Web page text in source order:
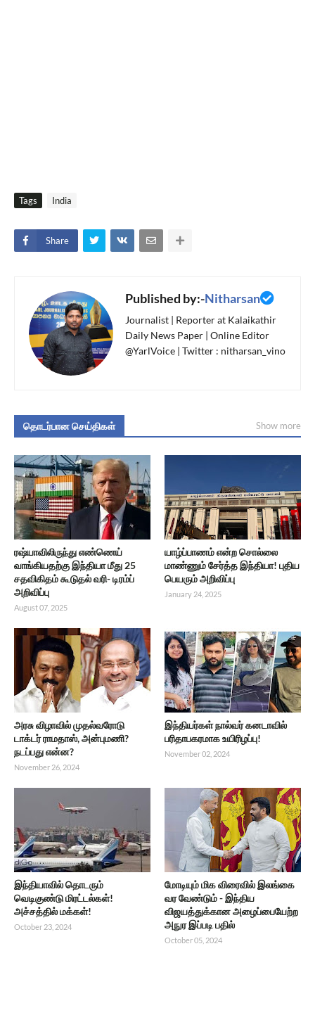
Tags India
Share
Published by:-Nitharsan
Journalist | Reporter at Kalaikathir
Daily News Paper | Online Editor
@YarlVoice | Twitter : nitharsan_vino
தொடர்பான செய்திகள் Show more
ரஷ்யாவிலிருந்து எண்ணெய்
வாங்கியதற்கு இந்தியா மீது 25
சதவிகிதம் கூடுதல் வரி- டிரம்ப்
அறிவிப்பு
August 07, 2025
யாழ்ப்பாணம் என்ற சொல்லை
மாண்ணும் சேர்த்த இந்தியா! புதிய
பெயரும் அறிவிப்பு
January 24, 2025
அரசு விழாவில் முதல்வரோடு
டாக்டர் ராமதாஸ், அன்புமணி?
நடப்பது என்ன?
November 26, 2024
இந்தியர்கள் நால்வர் கனடாவில்
பரிதாபகரமாக உயிரிழப்பு!
November 02, 2024
இந்தியாவில் தொடரும்
வெடிகுண்டு மிரட்டல்கள்!
அச்சத்தில் மக்கள்!
October 23, 2024
மோடியும் மிக விரைவில் இலங்கை
வர வேண்டும் - இந்திய
விஜயத்துக்கான அழைப்பையேற்ற
அநுர இப்படி பதில்
October 05, 2024